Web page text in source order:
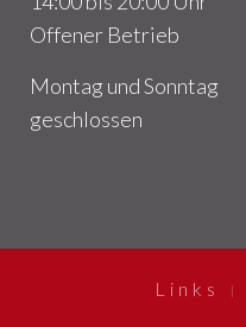
Offener Betrieb
Montag und Sonntag
geschlossen
Links